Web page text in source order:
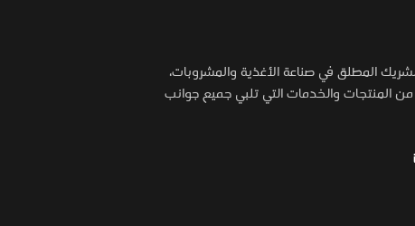
المطلق في صناعة الأغذية والمشروبات،
المنتجات والخدمات التي تلبي جميع جوانب